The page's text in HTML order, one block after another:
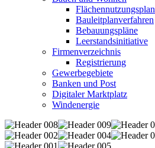
Flächennutzungsplan
Bauleitplanverfahren
Bebauungspläne
Leerstandsinitiative
Firmenverzeichnis
Registrierung
Gewerbegebiete
Banken und Post
Digitaler Marktplatz
Windenergie